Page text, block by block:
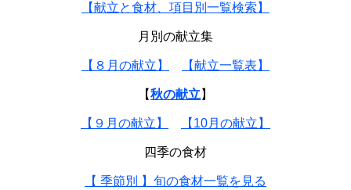
【献立と食材、項目別一覧検索】
月別の献立集
【８月の献立】 【献立一覧表】
【秋の献立 】
【９月の献立】 【10月の献立】
四季の食材
【 季節別 】旬の食材一覧を見る